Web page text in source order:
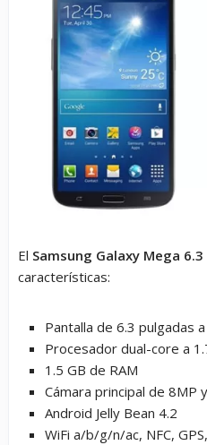
El Samsung Galaxy Mega 6.3
características:
Pantalla de 6.3 pulgadas
Procesador dual-core a
1.5 GB de RAM
Cámara principal de 8MP
Android Jelly Bean 4.2
WiFi a/b/g/n/ac, NFC,